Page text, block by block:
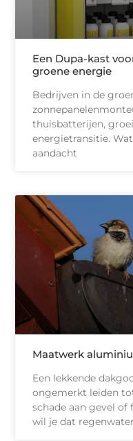
Een Dupa-kast
groene energie
Bedrijven in de
thuisbatterijen,
energietransitie.
aandacht
Maatwerk
Een lekkende
ongemerkt leiden
schade aan gevel
wil je dat regenwater